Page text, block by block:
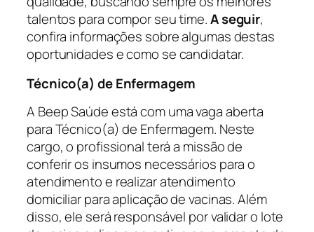
talentos para compor seu time.A seguir,
confira informações sobre algumas destas
oportunidades e como se candidatar.
Técnico(a) de Enfermagem
A Beep Saúde está com uma vaga aberta
para Técnico(a) de Enfermagem. Neste
cargo, o profissional terá a missão de
conferir os insumos necessários para o
atendimento e realizar atendimento
domiciliar para aplicação de vacinas. Além
disso, ele será responsável por validar o lote